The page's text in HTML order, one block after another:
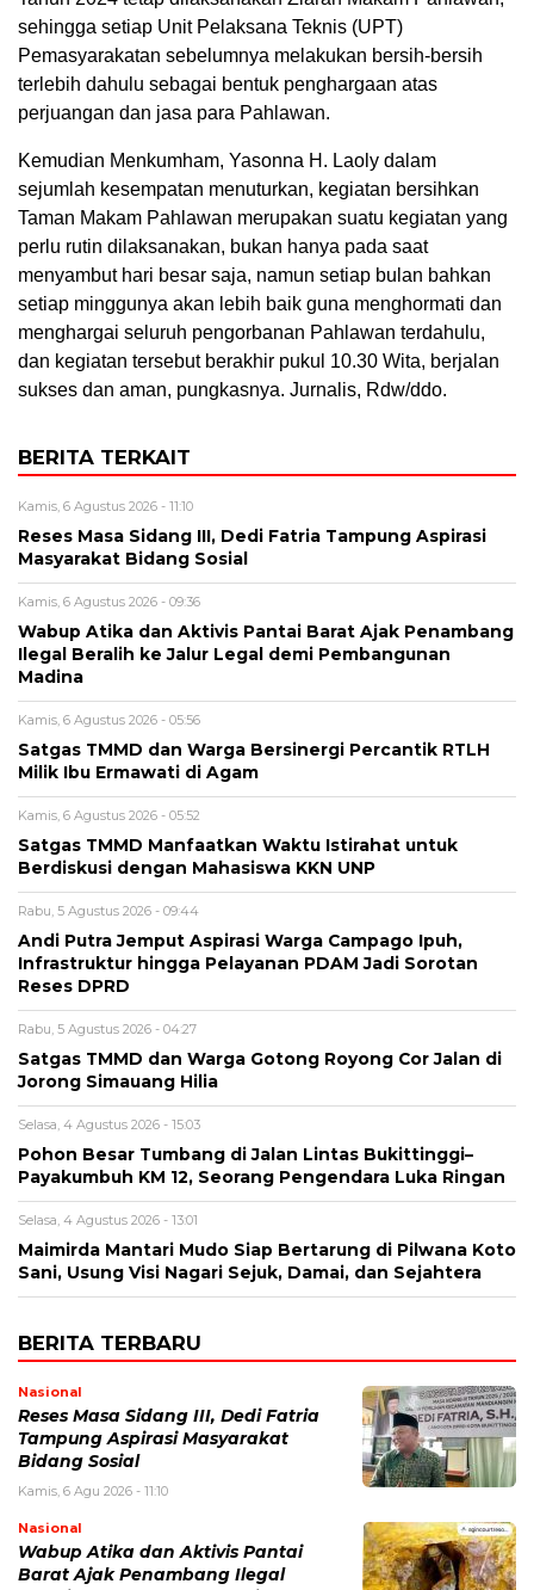
sehingga setiap Unit Pelaksana Teknis (UPT)
Pemasyarakatan sebelumnya melakukan bersih-bersih
terlebih dahulu sebagai bentuk penghargaan atas
perjuangan dan jasa para Pahlawan.
Kemudian Menkumham, Yasonna H. Laoly dalam
sejumlah kesempatan menuturkan, kegiatan bersihkan
Taman Makam Pahlawan merupakan suatu kegiatan yang
perlu rutin dilaksanakan, bukan hanya pada saat
menyambut hari besar saja, namun setiap bulan bahkan
setiap minggunya akan lebih baik guna menghormati dan
menghargai seluruh pengorbanan Pahlawan terdahulu,
dan kegiatan tersebut berakhir pukul 10.30 Wita, berjalan
sukses dan aman, pungkasnya. Jurnalis, Rdw/ddo.
BERITA TERKAIT
Kamis, 6 Agustus 2026 - 11:10
Reses Masa Sidang III, Dedi Fatria Tampung Aspirasi
Masyarakat Bidang Sosial
Kamis, 6 Agustus 2026 - 09:36
Wabup Atika dan Aktivis Pantai Barat Ajak Penambang
Ilegal Beralih ke Jalur Legal demi Pembangunan
Madina
Kamis, 6 Agustus 2026 - 05:56
Satgas TMMD dan Warga Bersinergi Percantik RTLH
Milik Ibu Ermawati di Agam
Kamis, 6 Agustus 2026 - 05:52
Satgas TMMD Manfaatkan Waktu Istirahat untuk
Berdiskusi dengan Mahasiswa KKN UNP
Rabu, 5 Agustus 2026 - 09:44
Andi Putra Jemput Aspirasi Warga Campago Ipuh,
Infrastruktur hingga Pelayanan PDAM Jadi Sorotan
Reses DPRD
Rabu, 5 Agustus 2026 - 04:27
Satgas TMMD dan Warga Gotong Royong Cor Jalan di
Jorong Simauang Hilia
Selasa, 4 Agustus 2026 - 15:03
Pohon Besar Tumbang di Jalan Lintas Bukittinggi–
Payakumbuh KM 12, Seorang Pengendara Luka Ringan
Selasa, 4 Agustus 2026 - 13:01
Maimirda Mantari Mudo Siap Bertarung di Pilwana Koto
Sani, Usung Visi Nagari Sejuk, Damai, dan Sejahtera
BERITA TERBARU
Nasional
Reses Masa Sidang III, Dedi Fatria
Tampung Aspirasi Masyarakat
Bidang Sosial
Kamis, 6 Agu 2026 - 11:10
Nasional
Wabup Atika dan Aktivis Pantai
Barat Ajak Penambang Ilegal